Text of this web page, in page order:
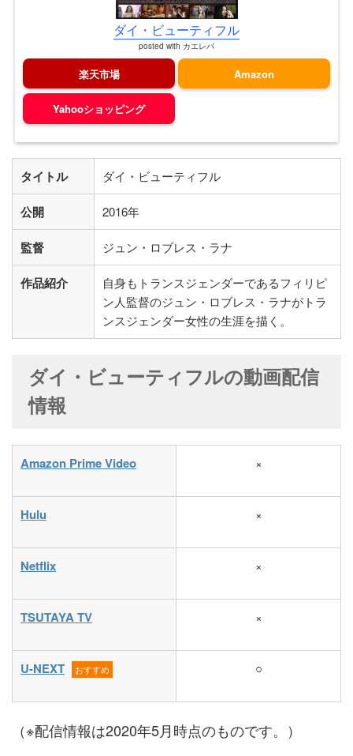
ダイ・ビューティフル
posted with カエレバ
楽天市場 Amazon
Yahooショッピング
タイトル ダイ・ビューティフル
公開 2016年
監督 ジュン・ロブレス・ラナ
作品紹介
自身もトランスジェンダーであるフィリピ
ン人監督のジュン・ロブレス・ラナがトラ
ンスジェンダー女性の生涯を描く。
ダイ・ビューティフルの動画配信
情報
Amazon Prime Video ×
Hulu ×
Netflix ×
TSUTAYA TV ×
U-NEXT おすすめ ○
（※配信情報は2020年5月時点のものです。）